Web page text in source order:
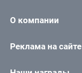
О компании
Реклама на сайте